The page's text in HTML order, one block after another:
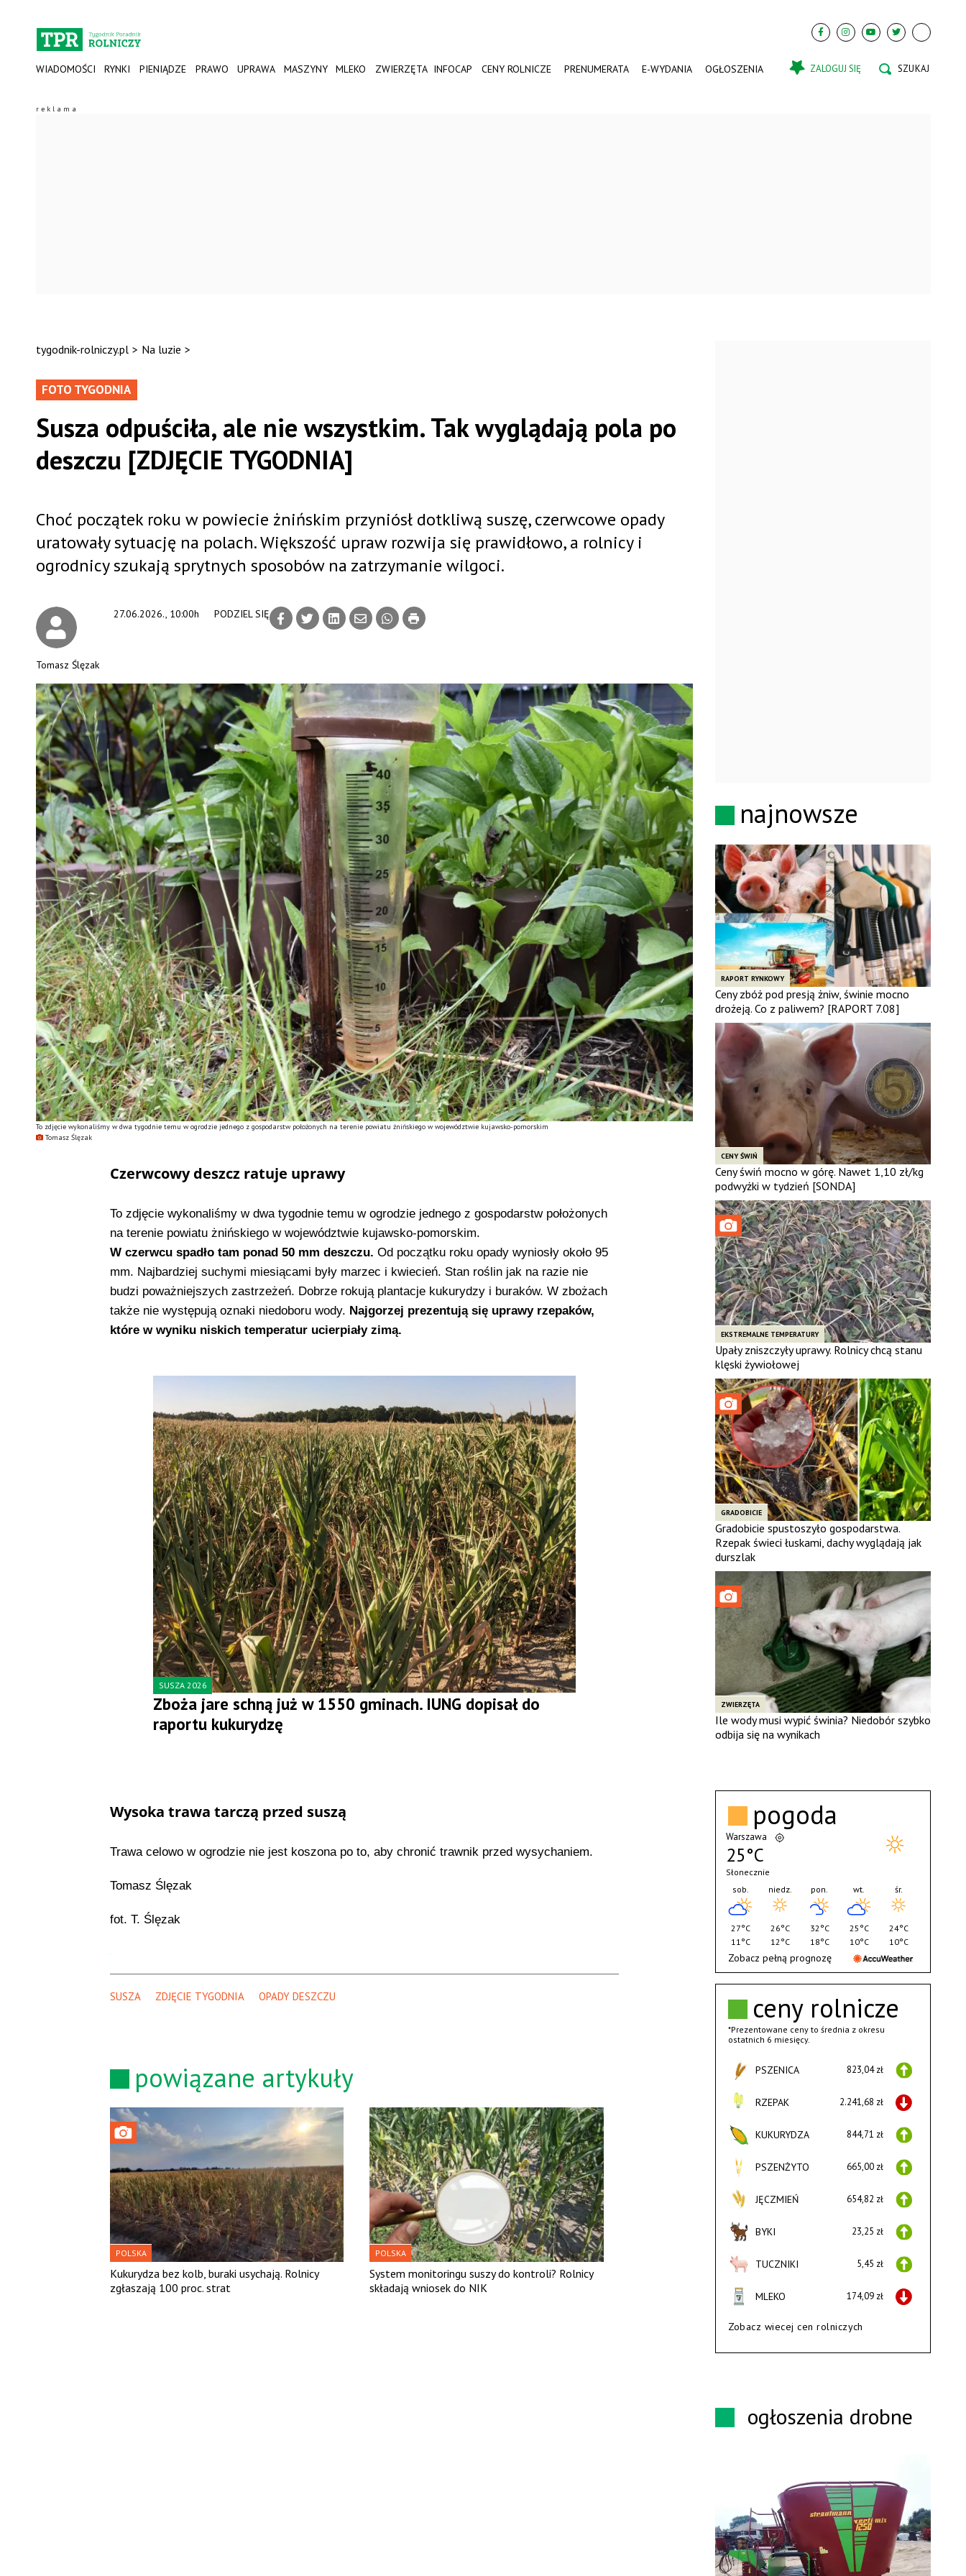
WIADOMOŚCI RYNKI PIENIĄDZE PRAWO UPRAWA MASZYNY MLEKO ZWIERZĘTA INFOCAP CENY ROLNICZE PRENUMERATA E-WYDANIA OGŁOSZENIA ZALOGUJ SIĘ
tygodnik-rolniczy.pl > Na luzie >
To zdjęcie wykonaliśmy w dwa tygodnie temu w ogrodzie jednego z gospodarstw położonych na terenie powiatu żnińskiego w województwie kujawsko-pomorskim
Tomasz Ślęzak
FOTO TYGODNIA
Susza odpuściła, ale nie wszystkim. Tak wyglądają pola po
deszczu [ZDJĘCIE TYGODNIA]
27.06.2026., 10:00h
Tomasz Ślęzak
PODZIEL SIĘ
Choć początek roku w powiecie żnińskim przyniósł dotkliwą suszę, czerwcowe opady
uratowały sytuację na polach. Większość upraw rozwija się prawidłowo, a rolnicy i
ogrodnicy szukają sprytnych sposobów na zatrzymanie wilgoci.
Czerwcowy deszcz ratuje uprawy
To zdjęcie wykonaliśmy w dwa tygodnie temu w ogrodzie jednego z gospodarstw położonych
na terenie powiatu żnińskiego w województwie kujawsko-pomorskim.
W czerwcu spadło tam ponad 50 mm deszczu. Od początku roku opady wyniosły około 95
mm. Najbardziej suchymi miesiącami były marzec i kwiecień. Stan roślin jak na razie nie
budzi poważniejszych zastrzeżeń. Dobrze rokują plantacje kukurydzy i buraków. W zbożach
także nie występują oznaki niedoboru wody. Najgorzej prezentują się uprawy rzepaków,
które w wyniku niskich temperatur ucierpiały zimą.
SUSZA 2026
Zboża jare schną już w 1550 gminach. IUNG dopisał do
raportu kukurydzę
Wysoka trawa tarczą przed suszą
Trawa celowo w ogrodzie nie jest koszona po to, aby chronić trawnik przed wysychaniem.
Tomasz Ślęzak
fot. T. Ślęzak
SUSZA ZDJĘCIE TYGODNIA OPADY DESZCZU
powiązane artykuły
POLSKA
Kukurydza bez kolb, buraki usychają. Rolnicy
zgłaszają 100 proc. strat
POLSKA
System monitoringu suszy do kontroli? Rolnicy
składają wniosek do NIK
najnowsze
RAPORT RYNKOWY
Ceny zbóż pod presją żniw, świnie mocno
drożeją. Co z paliwem? [RAPORT 7.08]
CENY ŚWIŃ
Ceny świń mocno w górę. Nawet 1,10 zł/kg
podwyżki w tydzień [SONDA]
EKSTREMALNE TEMPERATURY
Upały zniszczyły uprawy. Rolnicy chcą stanu
klęski żywiołowej
GRADOBICIE
Gradobicie spustoszyło gospodarstwa.
Rzepak świeci łuskami, dachy wyglądają jak
durszlak
ZWIERZĘTA
Ile wody musi wypić świnia? Niedobór szybko
odbija się na wynikach
ceny rolnicze
*Prezentowane ceny to średnia z okresu
ostatnich 6 miesięcy.
PSZENICA 823,04 zł
RZEPAK 2.241,68 zł
KUKURYDZA 844,71 zł
PSZENŻYTO 665,00 zł
JĘCZMIEŃ 654,82 zł
BYKI 23,25 zł
TUCZNIKI 5,45 zł
MLEKO 174,09 zł
Zobacz wiecej cen rolniczych
pogoda
Warszawa
25°C
Słonecznie
sob.
27°C
11°C
niedz.
26°C
12°C
pon.
32°C
18°C
wt.
25°C
10°C
śr.
24°C
10°C
Zobacz pełną prognozę
ogłoszenia drobne